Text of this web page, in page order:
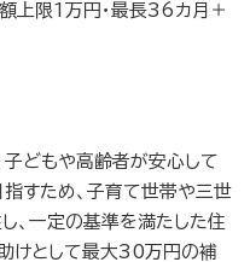
上限1万円・最長36カ月＋
どもや高齢者が安心して
すため、子育て世帯や三世
、一定の基準を満たした住
けとして最大30万円の補